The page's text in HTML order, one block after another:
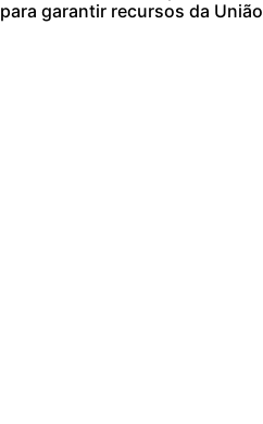
garantir recursos da União